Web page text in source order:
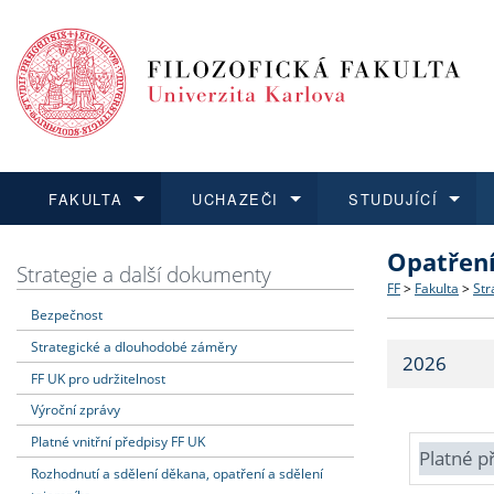
FAKULTA
Dozvědět se více
Struktura
Strategie
Fakultní
UCHAZEČI
Podat přihlášku
Co
Učitelské
STUDUJÍCÍ
Dozvědět se více
Dozvědět se více
O vědě a
Dozvědět se více
Aktuální
Strategie a další dokumenty
Bezpečnost
Strategické a dlouhodobé záměry
FF UK pro udržitelnost
Výroční zprávy
Platné vnitřní předpisy FF UK
Rozhodnutí a sdělení děkana, opatření a sdělení
FF > Fakulta >
2026
Platné